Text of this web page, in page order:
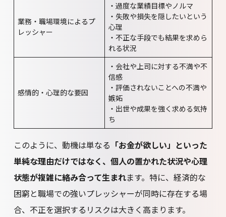
業務・職場環境によるプ
レッシャー
・過度な業績目標やノルマ
・失敗や損失を隠したいという
心理
・不正な手段でも結果を求めら
れる状況
感情的・心理的な要因
・会社や上司に対する不満や不
信感
・評価されないことへの不満や
嫉妬
・出世や成果を強く求める気持
ち
このように、動機は単なる 「お金が欲しい」といった
単純な理由だけではなく、個人の置かれた状況や心理
状態が複雑に絡み合って生まれます。特に、経済的な
困窮と職場での強いプレッシャーが同時に存在する場
合、不正を選択するリスクは大きく高まります。